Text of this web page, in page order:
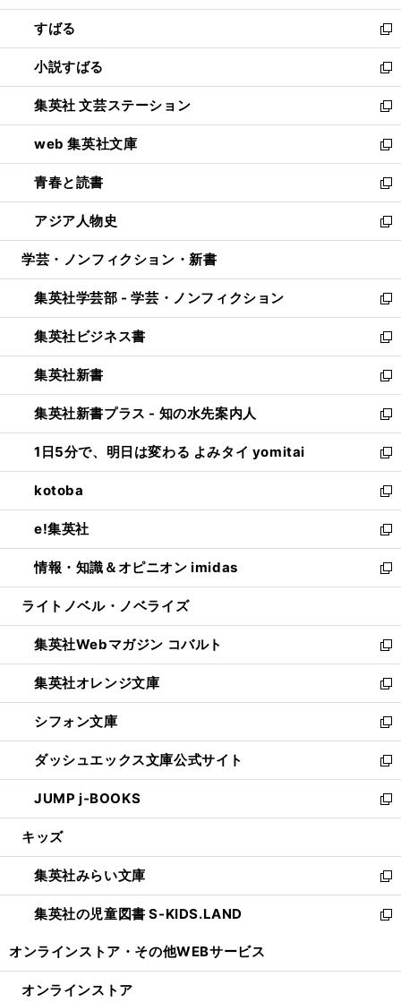
開
く
ウ
で
開
く
ン
ド
ウ
で
開
く
すばる
新
し
い
ウ
ィ
ン
ド
ウ
で
開
く
小説すばる
新
し
い
ウ
ィ
ン
ド
ウ
で
開
集英社 文芸ステーション
新
し
い
ウ
ィ
ン
ド
ウ
開
く
web 集英社文庫
新
し
い
ウ
ィ
ン
ウ
で
開
く
青春と読書
新
し
い
ウ
ン
ド
ウ
で
開
く
アジア人物史
新
し
ウ
ィ
ン
ド
ウ
で
開
く
学芸・ノンフィクション・新書
集英社学芸部 - 学芸・ノンフィクション
新
し
い
ウ
ィ
ン
ド
ウ
で
開
く
集英社ビジネス書
新
し
い
ウ
ィ
ン
ド
ウ
で
開
く
集英社新書
新
し
い
ウ
ィ
ン
ド
ウ
で
開
く
集英社新書プラス - 知の水先案内人
新
し
い
ウ
ィ
ン
ド
ウ
で
開
1日5分で、明日は変わる よみタイ yomitai
新
し
い
ウ
ィ
ン
ド
ウ
開
く
kotoba
新
し
い
ウ
ィ
ン
ウ
で
開
く
e!集英社
新
し
い
ウ
ン
ド
ウ
で
開
く
情報・知識＆オピニオン imidas
新
し
ウ
ィ
ン
ド
ウ
で
開
く
ライトノベル・ノベライズ
集英社Webマガジン コバルト
新
し
い
ウ
ィ
ン
ド
ウ
で
開
集英社オレンジ文庫
新
し
い
ウ
ィ
ン
ド
ウ
開
く
シフォン文庫
新
し
い
ウ
ィ
ン
ウ
で
開
く
ダッシュエックス文庫公式サイト
新
し
い
ウ
ン
ド
ウ
で
JUMP j-BOOKS
新
し
ウ
ィ
ン
ド
開
キッズ
集英社みらい文庫
新
し
い
ン
集英社の児童図書 S-KIDS.LAND
新
ウ
オンラインストア・ その他WEBサービス
オンラインストア